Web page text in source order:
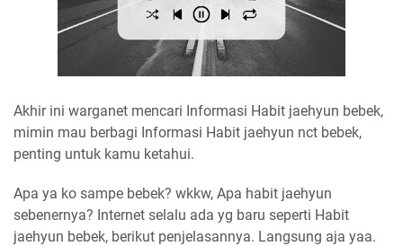
Akhir ini warganet mencari Informasi Habit jaehyun bebek,
mimin mau berbagi Informasi Habit jaehyun nct bebek,
penting untuk kamu ketahui.
Apa ya ko sampe bebek? wkkw, Apa habit jaehyun
sebenernya? Internet selalu ada yg baru seperti Habit
jaehyun bebek, berikut penjelasannya. Langsung aja yaa.